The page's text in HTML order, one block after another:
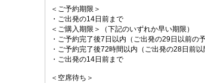
＜ご予約期限＞
・ご出発の14日前まで
＜ご購入期限＞（下記のいずれか早い期限）
・ご予約完了後7日以内（ご出発の29日以前の予
・ご予約完了後72時間以内（ご出発の28日前以
・ご出発の14日前まで
＜空席待ち＞